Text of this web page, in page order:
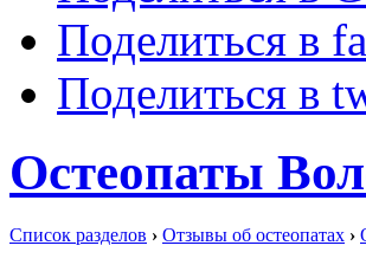
Поделиться в
Поделиться в
Остеопаты
Список разделов › Отзывы об остеопатах ›